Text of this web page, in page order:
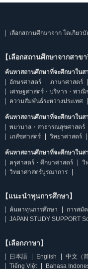
เลือกสถานศึกษาจาก โตเกีย
【เลือกสถานศึกษาจากสาขา
ค้นหาสถานศึกษาที่จะศึกษาในส
อักษรศาสตร์
ภาษาศาสตร์
เศรษฐศาสตร์・บริหาร・พาณิ
ความสัมพันธ์ระหว่างประเทศ
ค้นหาสถานศึกษาที่จะศึกษาในส
พยาบาล・สาธารณสุขศาสตร์
เภสัชศาสตร์
วิทยาศาสตร์
ค้นหาสถานศึกษาที่จะศึกษาใน
ครุศาสตร์・ศึกษาศาสตร์
วิ
วิทยาศาสตร์บูรณาการ
【แนะนำทุนการศึกษา】
ค้นหาทุนการศึกษา
การสมั
JAPAN STUDY SUPPORT
【เลือกภาษา】
日本語 English 中文（
Tiếng Việt
Bahasa